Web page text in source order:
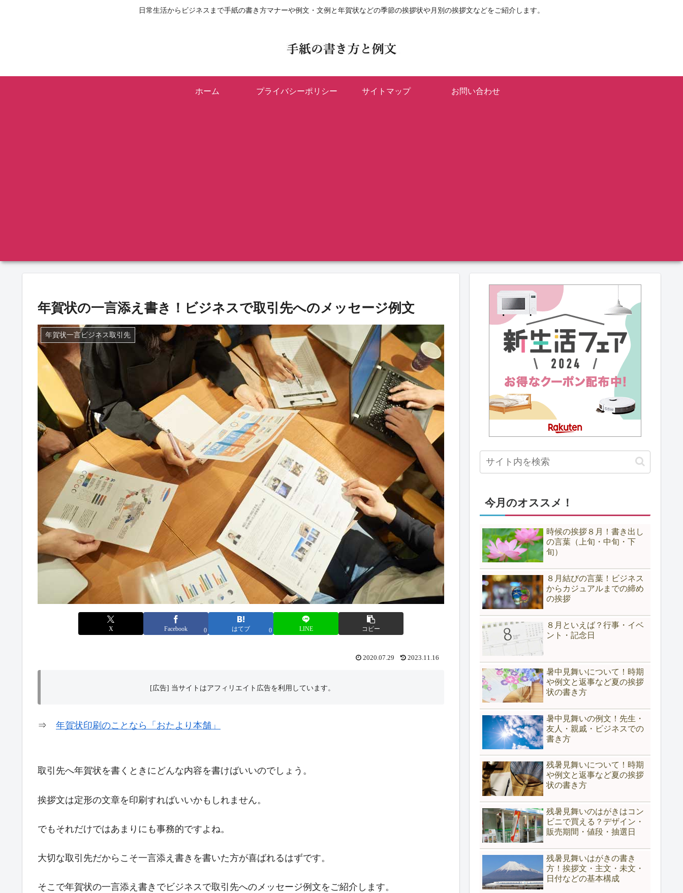
日常生活からビジネスまで手紙の書き方マナーや例文・文例と年賀状などの季節の挨拶状や月別の挨拶文などをご紹介します。
ホーム プライバシーポリシー サイトマップ お問い合わせ
年賀状の一言添え書き！ビジネスで取引先へのメッセージ例文
年賀状一言ビジネス取引先
X Facebook 0 はてブ 0 LINE コピー
2020.07.29 2023.11.16
[広告] 当サイトはアフィリエイト広告を利用しています。
⇒ 年賀状印刷のことなら「おたより本舗」
取引先へ年賀状を書くときにどんな内容を書けばいいのでしょう。
挨拶文は定形の文章を印刷すればいいかもしれません。
でもそれだけではあまりにも事務的ですよね。
大切な取引先だからこそ一言添え書きを書いた方が喜ばれるはずです。
そこで年賀状の一言添え書きでビジネスで取引先へのメッセージ例文をご紹介します。
今月のオススメ！
時候の挨拶８月！書き出し
の言葉（上旬・中旬・下
旬）
８月結びの言葉！ビジネス
からカジュアルまでの締め
の挨拶
８月といえば？行事・イベ
ント・記念日
暑中見舞いについて！時期
や例文と返事など夏の挨拶
状の書き方
暑中見舞いの例文！先生・
友人・親戚・ビジネスでの
書き方
残暑見舞いについて！時期
や例文と返事など夏の挨拶
状の書き方
残暑見舞いのはがきはコン
ビニで買える？デザイン・
販売期間・値段・抽選日
残暑見舞いはがきの書き
方！挨拶文・主文・未文・
日付などの基本構成